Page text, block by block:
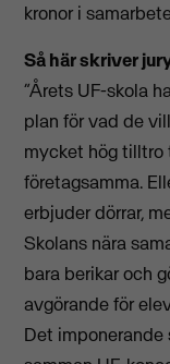
kronor i
Så här skriver
”Årets UF-skola
plan för vad de
mycket hög tilltro
företagsamma.
erbjuder dörrar,
Skolans nära
bara berikar och
avgörande för
Det